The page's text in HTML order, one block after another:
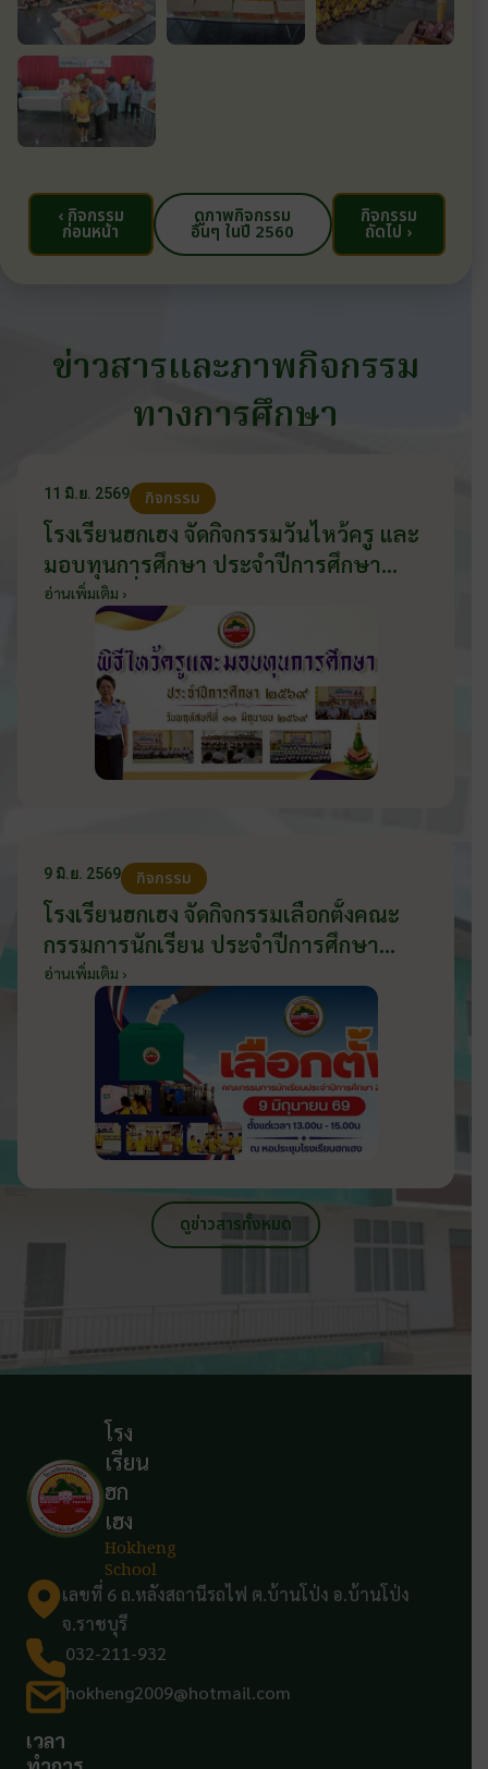
‹ กิจกรรม
ก่อนหน้า
ดูภาพกิจกรรม
อื่นๆ ในปี 2560
กิจกรรม
ถัดไป ›
ข่าวสารและภาพกิจกรรม
ทางการศึกษา
11 มิ.ย. 2569 กิจกรรม
โรงเรียนฮกเฮง จัดกิจกรรมวันไหว้ครู และ
มอบทุนการศึกษา ประจำปีการศึกษา
2569 วันที่ 11 มิถุนายน 2569
อ่านเพิ่มเติม ›
9 มิ.ย. 2569 กิจกรรม
โรงเรียนฮกเฮง จัดกิจกรรมเลือกตั้งคณะ
กรรมการนักเรียน ประจำปีการศึกษา
2569 ส่งเสริมประชาธิปไตยในโรงเรียน
วันที่ 9 มิถุนายน 2569
อ่านเพิ่มเติม ›
ดูข่าวสารทั้งหมด
โรง
เรียน
ฮก
เฮง
Hokheng
School
เลขที่ 6 ถ.หลังสถานีรถไฟ ต.บ้านโป่ง อ.บ้านโป่ง
จ.ราชบุรี
032-211-932
hokheng2009@hotmail.com
เวลา